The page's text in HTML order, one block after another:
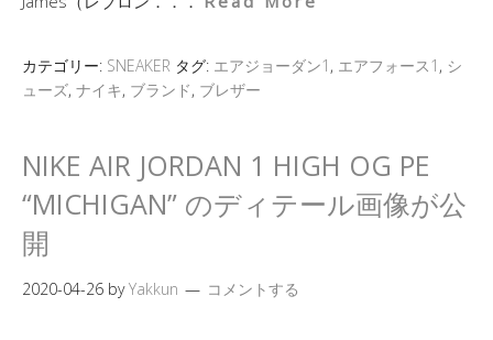
カテゴリー: SNEAKER タグ: エアジョーダン1 , エアフォース1 , シ
ューズ, ナイキ, ブランド, ブレザー
NIKE AIR JORDAN 1 HIGH OG PE
“MICHIGAN” のディテール画像が公
開
2020-04-26 byYakkun コメントする